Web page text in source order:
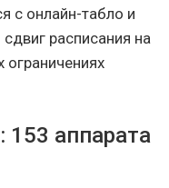
с онлайн-табло и
расписания на
аппарата